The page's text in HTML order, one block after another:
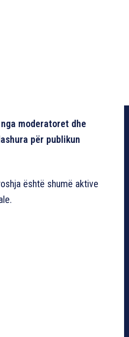
moderatoret dhe
për publikun
është shumë aktive